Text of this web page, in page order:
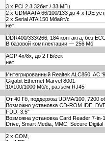
3 x PCI 2.3 32бит / 33 МГц
2 x UDMA ATA 66/100/133 до 4-х IDE
2 x Serial ATA 150 Мбайт/с
нет
DDR400/333/266, 184 контакта, без
В базовой комплектации — 256 Мб
AGP 4x/8x, до 2 ГБ/сек
нет
Интегрированный Realtek ALC850, AC
Gigabit Ethernet Marvel 8001
10/100/1000 Мб/с, разъём RJ45
От 40 Гб, поддержка UDMA/100, 7200
Возможно установка CD-ROM IDE,
FDD: 3.5"
Возможна установка Card Reader 7-
Drive, Smart Media, MMC, Secure Digital
2 x COM,